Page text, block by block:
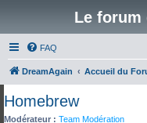
Le forum
FAQ
DreamAgain Accueil du
Homebrew
Modérateur : Team Modération